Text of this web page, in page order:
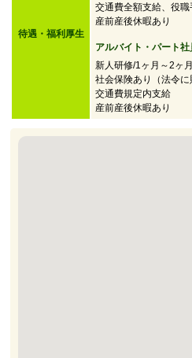
待遇・福利厚生
交通費全額支給、役職
産前産後休暇あり
アルバイト・パート社
新人研修/1ヶ月～2ヶ
社会保険あり（法令に
交通費規定内支給
産前産後休暇あり